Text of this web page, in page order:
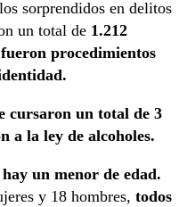
sorprendidos en delitos
un total de 1.212
procedimientos
cursaron un total de 3
a la ley de alcoholes.
un menor de edad.
y 18 hombres, todos